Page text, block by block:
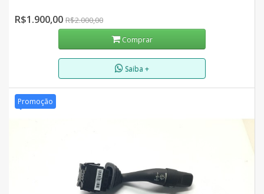
R$1.900,00 R$2.000,00
Comprar
Saiba +
Promoção